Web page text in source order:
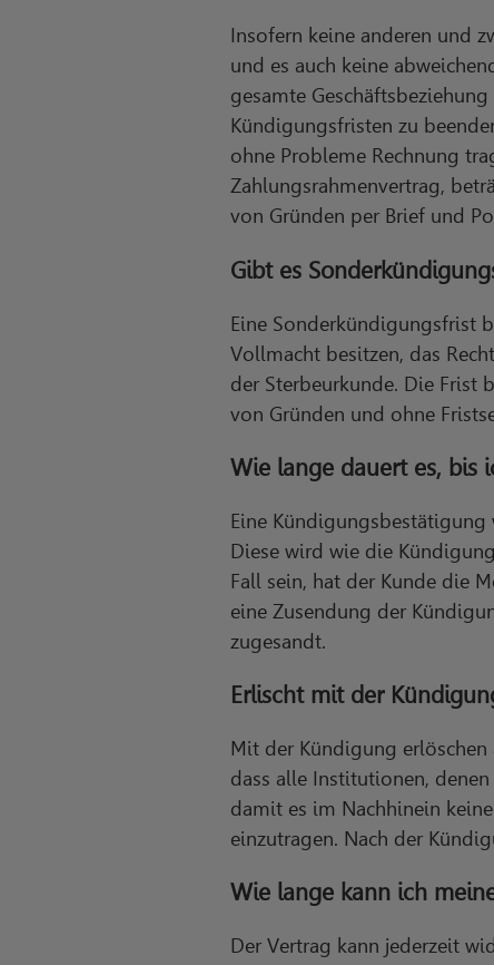
Insofern keine anderen und
und es auch keine
gesamte
Kündigungsfristen zu
ohne Probleme Rechnung
Zahlungsrahmenvertrag,
von Gründen per Brief und
Gibt es
Eine Sonderkündigungsfrist
Vollmacht besitzen, das
der Sterbeurkunde. Die Frist
von Gründen und ohne
Wie lange dauert es, bis
Eine Kündigungsbestätigung
Diese wird wie die
Fall sein, hat der Kunde die
eine Zusendung der
zugesandt.
Erlischt mit der
Mit der Kündigung
dass alle Institutionen,
damit es im Nachhinein
einzutragen. Nach der
Wie lange kann ich
Der Vertrag kann jederzeit